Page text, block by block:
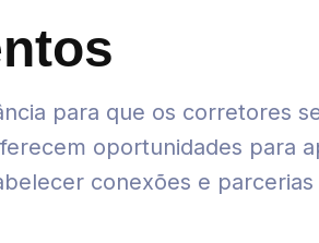
para que os corretores
oportunidades para
conexões e